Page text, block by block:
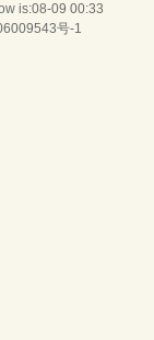
is:08-09 00:33
号-1